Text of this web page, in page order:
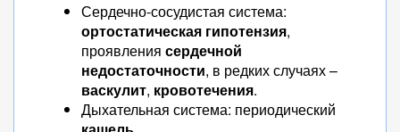
Сердечно-сосудистая система:
ортостатическая гипотензия,
проявления сердечной
недостаточности, в редких случаях –
васкулит, кровотечения.
Дыхательная система: периодический